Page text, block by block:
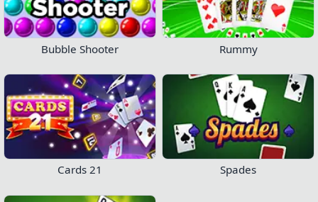
Bubble Shooter Rummy
Cards 21 Spades